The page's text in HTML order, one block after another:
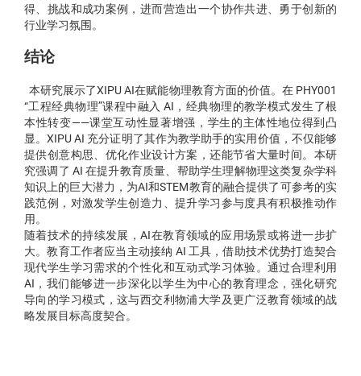
得、挑战和成功案例，进而营造出一个协作共进、勇于创新的
行业学习氛围。
结论
本研究展示了XIPU AI在赋能物理教育方面的价值。在 PHY001
“工程经典物理”课程中融入 AI，经典物理的教学模式发生了根
本性转变——课堂互动性显著增强，学生的主体性地位得到凸
显。XIPU AI 充分证明了其作为教学助手的实用价值，不仅能够
提供创意构思、优化作业设计方案，还能节省大量时间。本研
究强调了 AI 在提升教育质量、帮助学生理解物理这类复杂学科
知识上的巨大潜力，为AI和STEM教育的融合提供了可参考的实
践范例，对激发学生创造力、提升学习参与度具有积极推动作
用。
随着技术的持续发展，AI在教育领域的应用场景或将进一步扩
大。教育工作者应当主动接纳 AI 工具，借助技术优势打造契合
现代学生学习需求的个性化和互动式学习体验。通过合理利用
AI，我们能够进一步深化以学生为中心的教育理念，强化研究
导向的学习模式，这与西交利物浦大学及更广泛教育领域的战
略发展目标高度契合。